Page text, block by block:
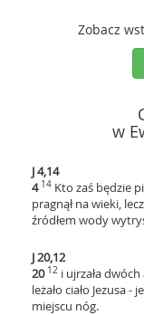
Zobacz
w
J 4,14
4 14 Kto zaś będzie
pragnął na wieki,
źródłem wody
J 20,12
2012 i ujrzała
leżało ciało Jezusa
miejscu nóg.